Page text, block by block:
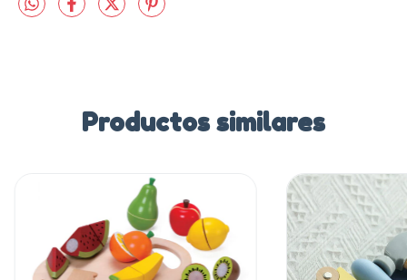
Productos similares